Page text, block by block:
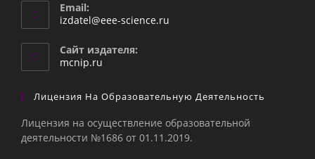
Email:
izdatel@eee-science.ru
Сайт издателя:
mcnip.ru
Лицензия На Образовательную Деятельность
Лицензия на осуществление образовательной
деятельности №1686 от 01.11.2019.